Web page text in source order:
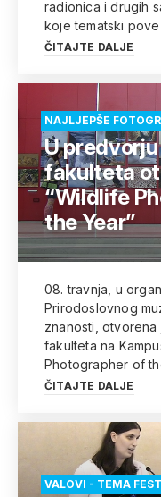
radionica i drugih
koje tematski
ČITAJTE DALJE
NAJLJEPŠE
U
fakulteta
“Wildlife
the Year”
08. travnja, u
Prirodoslovnog
znanosti,
fakulteta na
Photographer of
ČITAJTE DALJE
VALOVI - TEMA